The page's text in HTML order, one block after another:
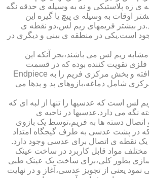
ی زه پلاستیکی و نه به وسیله ی حدقه نگه
اوقات به وسیله ی پیچ یا گیره این
بیشتر فریمهای ریم لس،دو نقطه ی
است.یکی در منطقه ی بینی و دیگری در
ریم لس می باشند،بجز آنکه این
فلزی تقویت کننده بوده که در قسمت
فوقانی عدسی،امتداد یافته و بخش مرکزی فریم را به Endpiece
شامل دماغه،بازوهای پد و پدها می
لس است که عدسیها را تنها از لبه ای که
نگه می دارد.عدسیها در ناحیه ی
و اتصال دسته ها به فریم،توسط یک بازوی
در پشت عدسی به طرف گیجگاه امتداد
یک نقطه ی اتصال برای عدسی وجود دارد.
مختلف مواد قابل کاربرد در ساخت عینک
بطور کلی،برای ساخت یک عینک طبی
نمود یعنی از تجویز عدسی،آغاز و در نهایت